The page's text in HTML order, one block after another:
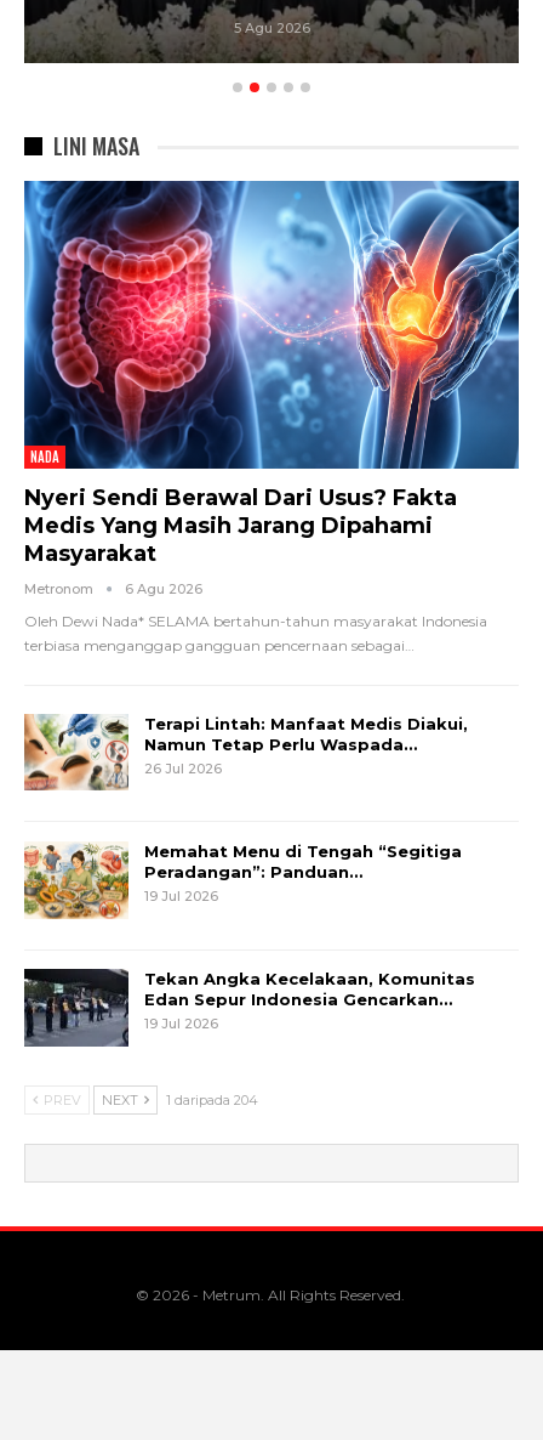
5 Agu 2026
LINI MASA
NADA
Nyeri Sendi Berawal Dari Usus? Fakta
Medis Yang Masih Jarang Dipahami
Masyarakat
Metronom 6 Agu 2026
Oleh Dewi Nada* SELAMA bertahun-tahun masyarakat Indonesia
terbiasa menganggap gangguan pencernaan sebagai
Terapi Lintah: Manfaat Medis Diakui,
Namun Tetap Perlu Waspada…
26 Jul 2026
Memahat Menu di Tengah “Segitiga
Peradangan”: Panduan…
19 Jul 2026
Tekan Angka Kecelakaan, Komunitas
Edan Sepur Indonesia Gencarkan…
19 Jul 2026
PREV NEXT 1 daripada 204
© 2026 - Metrum. All Rights Reserved.